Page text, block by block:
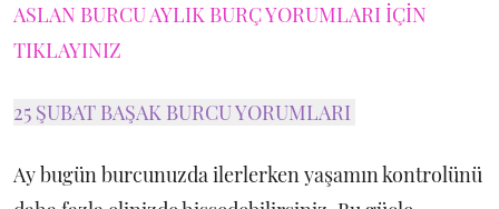
ASLAN BURCU AYLIK BURÇ YORUMLARI İÇİN
TIKLAYINIZ
25 ŞUBAT BAŞAK BURCU YORUMLARI
Ay bugün burcunuzda ilerlerken yaşamın kontrolünü